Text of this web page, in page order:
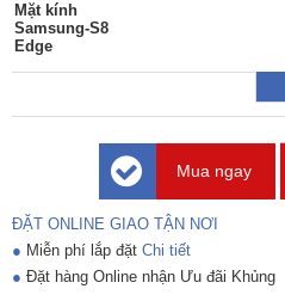
Mặt kính
Samsung-S8
Edge
Mua ngay
ĐẶT ONLINE GIAO TẬN NƠI
● Miễn phí lắp đặt Chi tiết
● Đặt hàng Online nhận Ưu đãi Khủng